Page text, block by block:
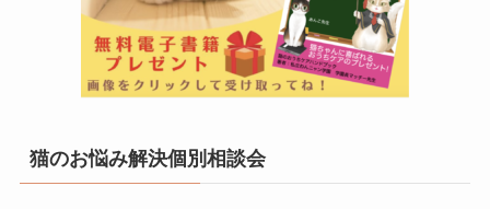
猫のお悩み解決個別相談会